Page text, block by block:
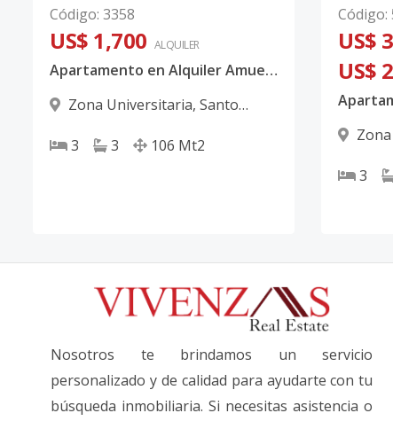
Código: 3358
US$ 1,700 ALQUILER
Apartamento en Alquiler Amueblado de Tres Habitaciones
Zona Universitaria, Santo
3
3 106 Mt2
Código:
US$
US$
3
Nosotros te brindamos un servicio
personalizado y de calidad para ayudarte con tu
búsqueda inmobiliaria. Si necesitas asistencia o